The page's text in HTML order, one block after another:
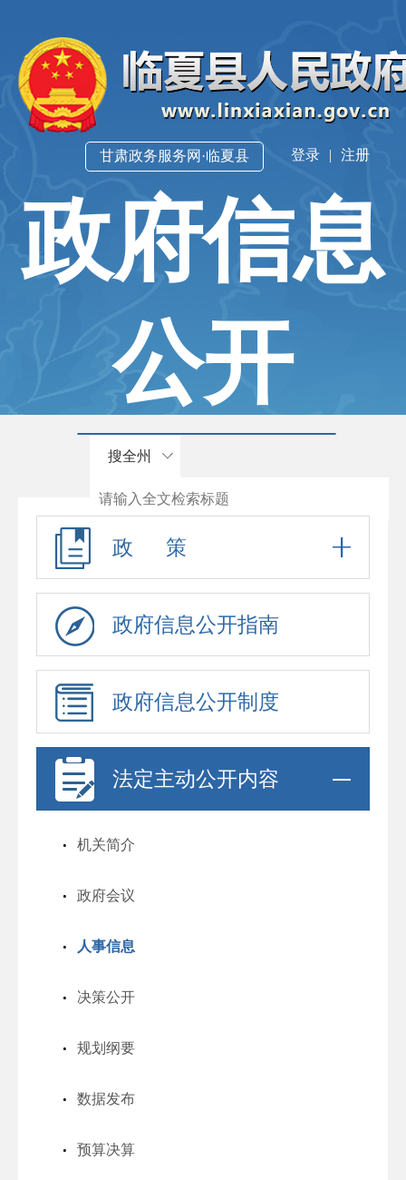
登录 | 注册
甘肃政务服务网·临夏县
政府信息
公开
搜全州
政 策
政府信息公开指南
政府信息公开制度
法定主动公开内容
机关简介
政府会议
人事信息
决策公开
规划纲要
数据发布
预算决算